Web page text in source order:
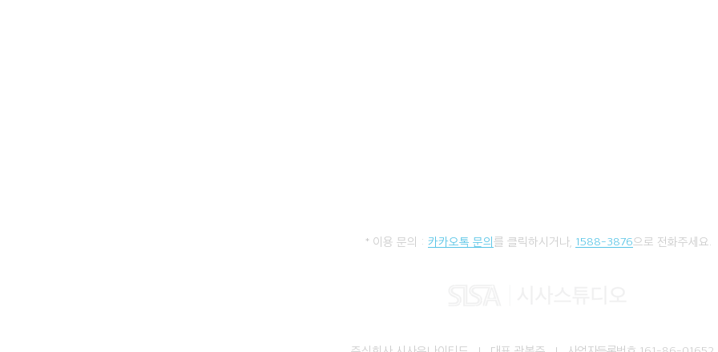
* 이용 문의 : 카카오톡 문의를 클릭하시거나, 1588-3876으로 전화주세요.